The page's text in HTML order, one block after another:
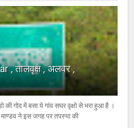
, तालवृक्ष , अलवर ,
की गोद में बसा ये गांव सघर वृक्षो से भरा हुआ है ।
माण्डव ने इस जगह पर तपस्या की